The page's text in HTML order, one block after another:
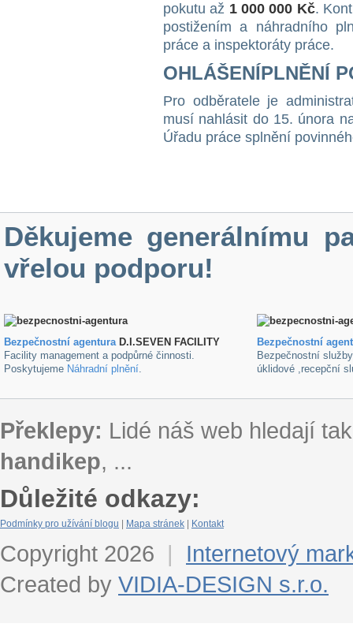
pokutu až 1 000 000 Kč.
postižením a náhradního
práce a inspektoráty práce.
OHLÁŠENÍPLNĚNÍ
Pro odběratele je
musí nahlásit do 15. února
Úřadu práce splnění
Děkujeme generálnímu
vřelou podporu!
Bezpečnostní agenturaD.I.SEVEN FACILITY
Facility management a podpůrné činnosti.
Poskytujeme Náhradní plnění.
Bezpečnostní
Bezpečnostní
úklidové ,recepční
Překlepy: Lidé náš web hledají
handikep, ...
Důležité odkazy:
Podmínky pro užívání blogu Mapa stránek Kontakt
Copyright 2026 |
Internetový
Created by VIDIA-DESIGN s.r.o.